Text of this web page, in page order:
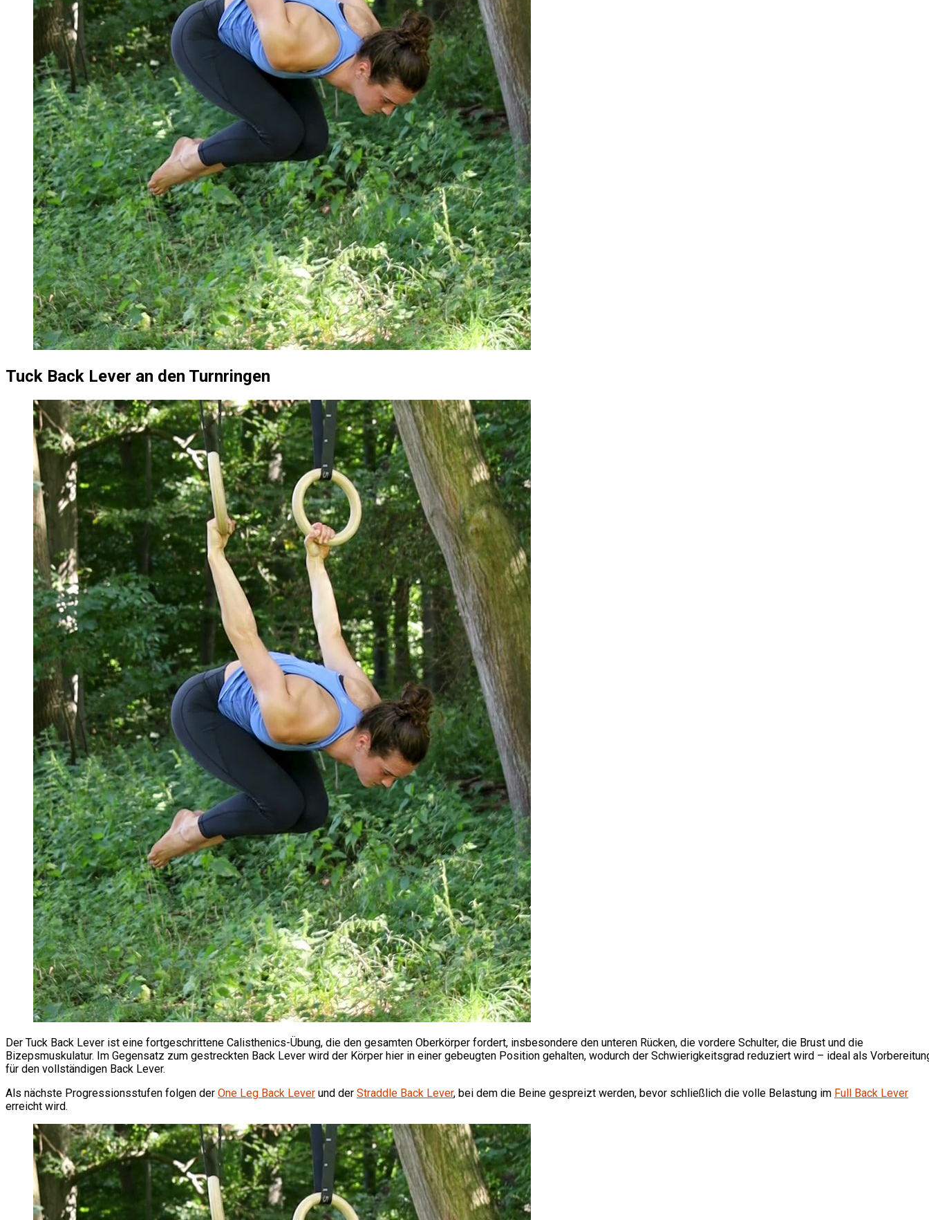
Tuck Back Lever an den Turnringen
Der Tuck Back Lever ist eine fortgeschrittene Calisthenics-Übung, die den gesamten Oberkörper fordert, insbesondere den unteren Rücken, die vordere Schulter, die Brust und die
Bizepsmuskulatur. Im Gegensatz zum gestreckten Back Lever wird der Körper hier in einer gebeugten Position gehalten, wodurch der Schwierigkeitsgrad reduziert wird – ideal als
für den vollständigen Back Lever.
Als nächste Progressionsstufen folgen der One Leg Back Lever und der Straddle Back Lever, bei dem die Beine gespreizt werden, bevor schließlich die volle Belastung im Full Back Lever
erreicht wird.